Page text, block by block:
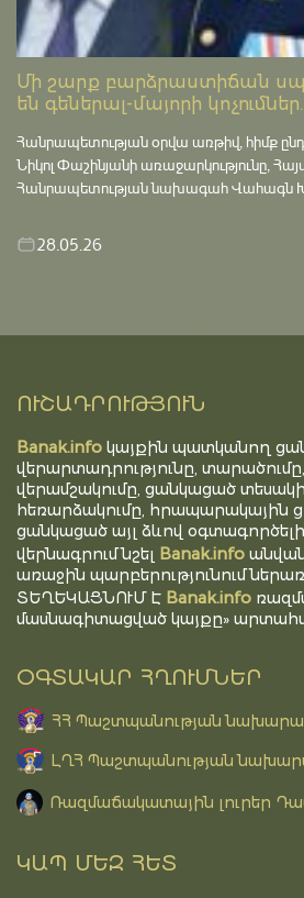
Մի շարք բարձրաստիճան
են գեներալ-մայորի
Հանրապետության օրվա առթիվ, հիմք
Նիկոլ Փաշինյանի առաջարկությունը,
Հանրապետության նախագահ Վահագն
28.05.26
ՈՒՇԱԴՐՈՒԹՅՈՒՆ
Banak.info կայքին պատկանող
վերարտադրությունը,
վերամշակումը, ցանկացած
հեռարձակումը, հրապարակային
ցանկացած այլ ձևով
վերնագրում նշել Banak.info
առաջին պարբերությունում
ՏԵՂԵԿԱՑՆՈՒՄ Է Banak.info
մասնագիտացված կայքը»
ՕԳՏԱԿԱՐ ՀՂՈՒՄՆԵՐ
ՀՀ Պաշտպանության
ԼՂՀ Պաշտպանության
Ռազմաճակատային լուրեր
ԿԱՊ ՄԵԶ ՀԵՏ